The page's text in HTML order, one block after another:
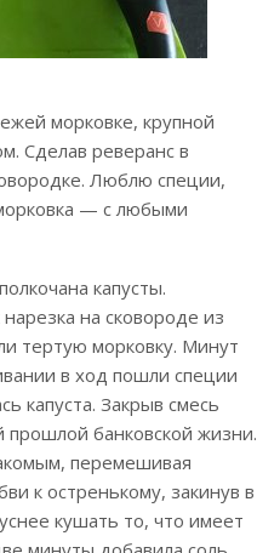
морковке, крупной
Сделав реверанс в
Люблю специи,
— с любыми
капусты.
на сковороде из
тертую морковку. Минут
в ход пошли специи
капуста. Закрыв смесь
прошлой банковской жизни.
перемешивая
к остренькому, закинув в
кушать то, что имеет